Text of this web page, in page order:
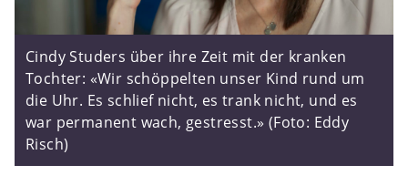
Cindy Studers über ihre Zeit mit der kranken
Tochter: «Wir schöppelten unser Kind rund um
die Uhr. Es schlief nicht, es trank nicht, und es
war permanent wach, gestresst.» (Foto: Eddy
Risch)